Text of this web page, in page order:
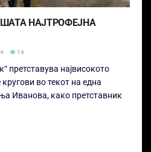
НАЈТРОФЕЈНА
14
претставува највисокото
во текот на една
Иванова, како претставник